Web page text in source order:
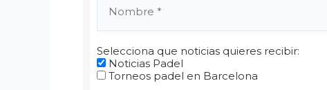
Selecciona que noticias quieres recibir:
Noticias Padel
Torneos padel en Barcelona